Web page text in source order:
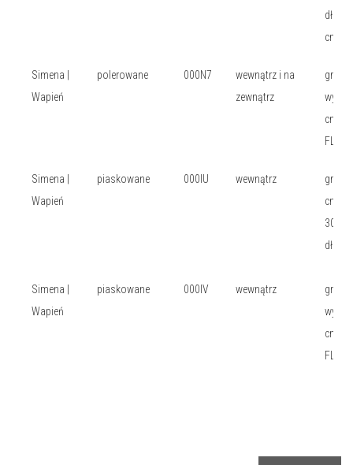
dł: 61
cm
Simena |
Wapień
polerowane 000N7
wewnątrz i na
zewnątrz
gr: 2
wys:
cm, dł:
FLE
Simena |
Wapień
piaskowane 000IU wewnątrz
gr:
cm,
30,5
dł: FLE
Simena |
Wapień
piaskowane 000IV wewnątrz
gr: 2
wys:
cm, dł:
FLE